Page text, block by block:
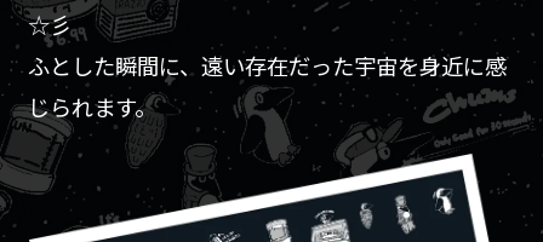
☆彡
ふとした瞬間に、遠い存在だった宇宙を身近に感
じられます。